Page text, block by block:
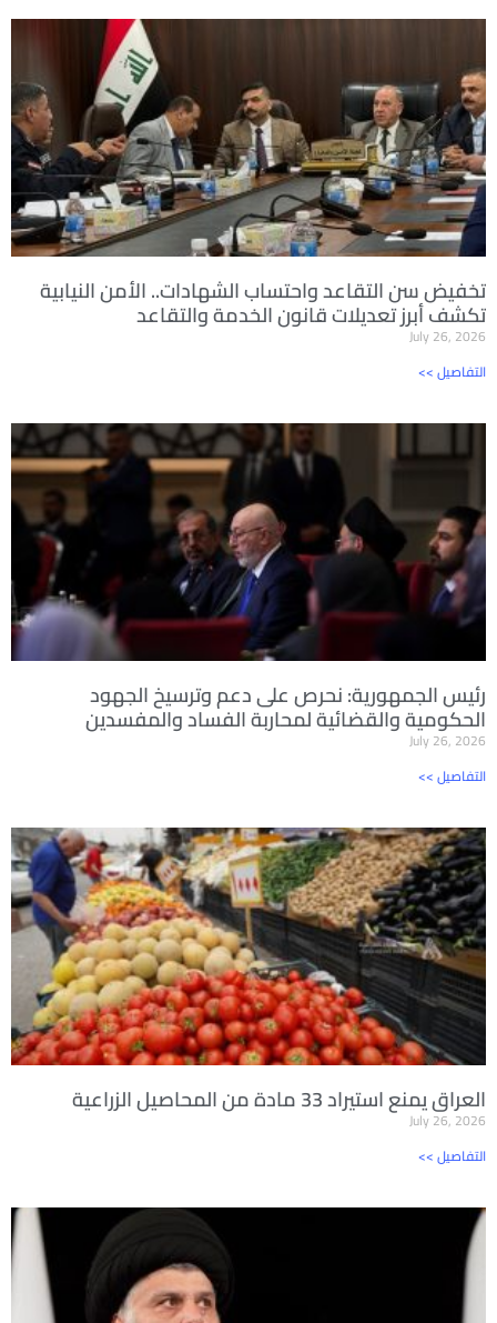
تخفيض سن التقاعد واحتساب الشهادات.. الأمن النيابية
تكشف أبرز تعديلات قانون الخدمة والتقاعد
July 26, 2026
<< التفاصيل
رئيس الجمهورية: نحرص على دعم وترسيخ الجهود
الحكومية والقضائية لمحاربة الفساد والمفسدين
July 26, 2026
<< التفاصيل
العراق يمنع استيراد 33 مادة من المحاصيل الزراعية
July 26, 2026
<< التفاصيل